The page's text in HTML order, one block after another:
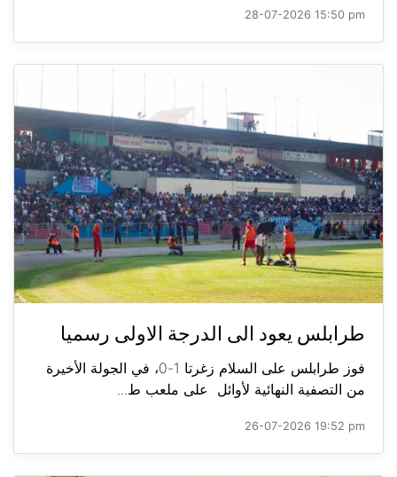
28-07-2026 15:50 pm
طرابلس يعود الى الدرجة الاولى رسميا
فوز طرابلس على السلام زغرتا 1-0، في الجولة الأخيرة
من التصفية النهائية لأوائل على ملعب ط...
26-07-2026 19:52 pm